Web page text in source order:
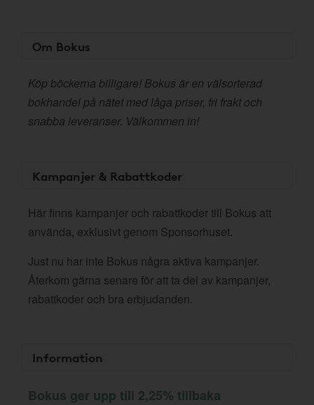
Om Bokus
Köp böckerna billigare! Bokus är en välsorterad
bokhandel på nätet med låga priser, fri frakt och
snabba leveranser. Välkommen in!
Kampanjer & Rabattkoder
Här finns kampanjer och rabattkoder till Bokus att
använda, exklusivt genom Sponsorhuset.
Just nu har inte Bokus några aktiva kampanjer.
Återkom gärna senare för att ta del av kampanjer,
rabattkoder och bra erbjudanden.
Information
Bokus ger upp till 2,25% tillbaka